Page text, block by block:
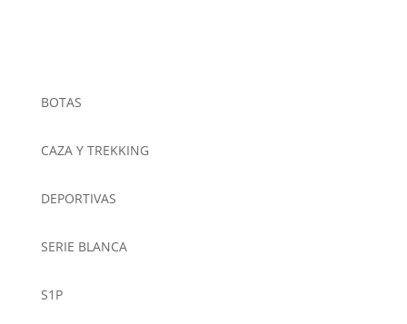
BOTAS
CAZA Y TREKKING
DEPORTIVAS
SERIE BLANCA
S1P